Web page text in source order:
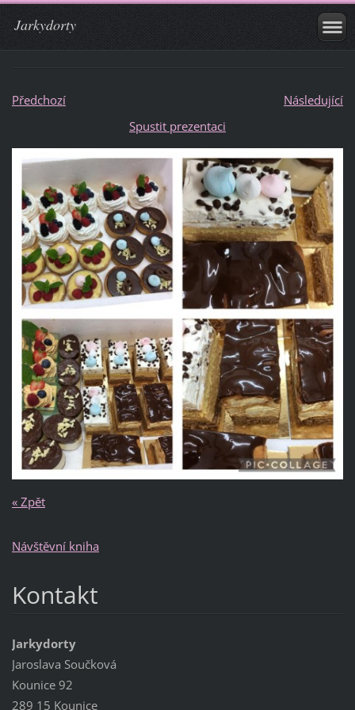
Jarkydorty
Předchozí
Následující
Spustit prezentaci
« Zpět
Návštěvní kniha
Kontakt
Jarkydorty
Jaroslava Součková
Kounice 92
289 15 Kounice